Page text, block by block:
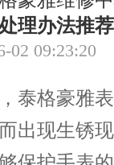
理办法推荐
02 09:23:20
格豪雅表
出现生锈